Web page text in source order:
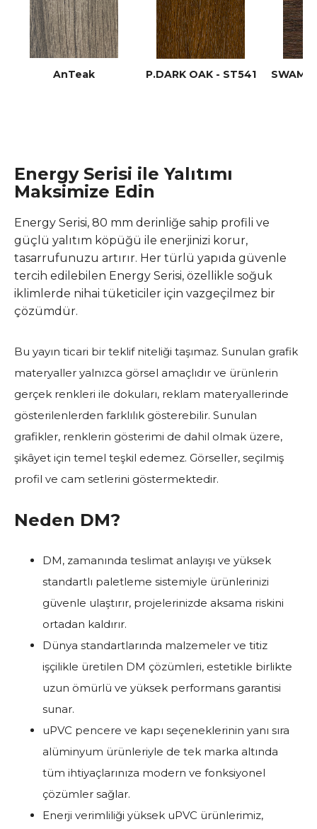
AnTeak P.DARK OAK - ST541 SWAMP
Energy Serisi ile Yalıtımı
Maksimize Edin
Energy Serisi, 80 mm derinliğe sahip profili ve
güçlü yalıtım köpüğü ile enerjinizi korur,
tasarrufunuzu artırır. Her türlü yapıda güvenle
tercih edilebilen Energy Serisi, özellikle soğuk
iklimlerde nihai tüketiciler için vazgeçilmez bir
çözümdür.
Bu yayın ticari bir teklif niteliği taşımaz. Sunulan grafik
materyaller yalnızca görsel amaçlıdır ve ürünlerin
gerçek renkleri ile dokuları, reklam materyallerinde
gösterilenlerden farklılık gösterebilir. Sunulan
grafikler, renklerin gösterimi de dahil olmak üzere,
şikâyet için temel teşkil edemez. Görseller, seçilmiş
profil ve cam setlerini göstermektedir.
Neden DM?
DM, zamanında teslimat anlayışı ve yüksek
standartlı paletleme sistemiyle ürünlerinizi
güvenle ulaştırır, projelerinizde aksama riskini
ortadan kaldırır.
Dünya standartlarında malzemeler ve titiz
işçilikle üretilen DM çözümleri, estetikle birlikte
uzun ömürlü ve yüksek performans garantisi
sunar.
uPVC pencere ve kapı seçeneklerinin yanı sıra
alüminyum ürünleriyle de tek marka altında
tüm ihtiyaçlarınıza modern ve fonksiyonel
çözümler sağlar.
Enerji verimliliği yüksek uPVC ürünlerimiz,